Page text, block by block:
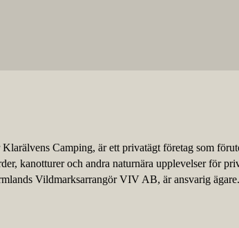
Camping, är ett privatägt företag som
kanotturer och andra naturnära upplevelser för
Vildmarksarrangör VIV AB, är ansvarig